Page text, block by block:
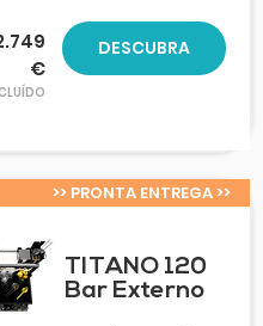
€
DESCUBRA
>> PRONTA ENTREGA >>
TITANO 120
Bar Externo